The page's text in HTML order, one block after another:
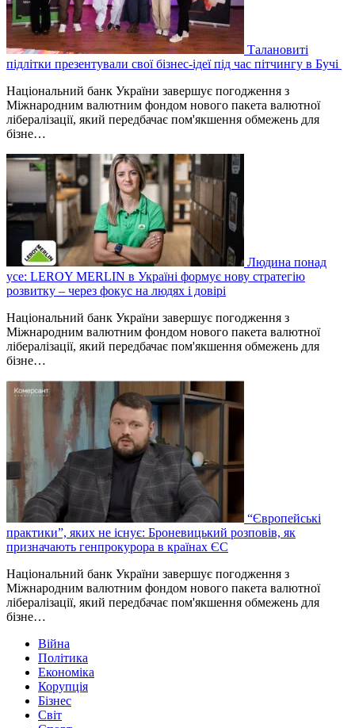
Талановиті
підлітки презентували свої бізнес-ідеї під час пітчингу в Бучі
Національний банк України завершує погодження з
Міжнародним валютним фондом нового пакета валютної
лібералізації, який передбачає пом'якшення обмежень для
бізне…
Людина понад
усе: LEROY MERLIN в Україні формує нову стратегію
розвитку – через фокус на людях і довірі
Національний банк України завершує погодження з
Міжнародним валютним фондом нового пакета валютної
лібералізації, який передбачає пом'якшення обмежень для
бізне…
“Європейські
практики”, яких не існує: Броневицький розповів, як
призначають генпрокурора в країнах ЄС
Національний банк України завершує погодження з
Міжнародним валютним фондом нового пакета валютної
лібералізації, який передбачає пом'якшення обмежень для
бізне…
Війна
Політика
Економіка
Корупція
Бізнес
Світ